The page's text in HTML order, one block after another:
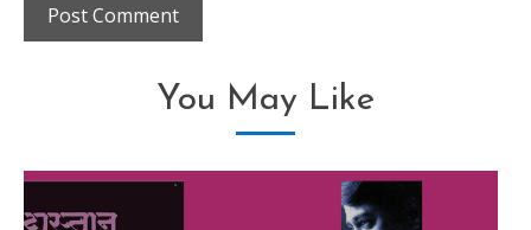
You May Like